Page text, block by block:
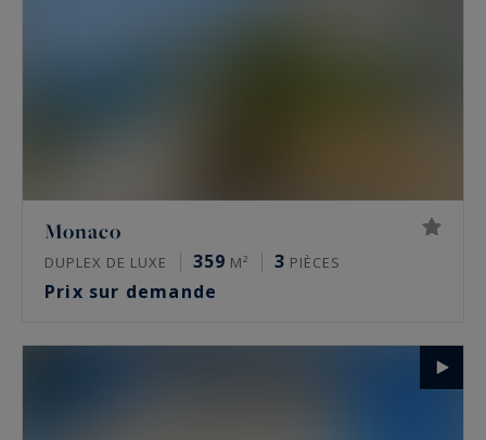
Monaco
DUPLEX DE LUXE 359 M² 3 PIÈCES
Prix sur demande